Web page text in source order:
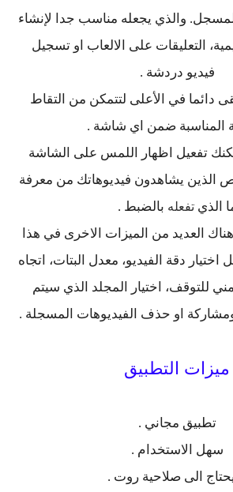
المسجل. والذي يجعله مناسب جدا لإنشاء
التعليقات على الالعاب او تسجيل
فيديو دردشة .
دائما في الأعلى لتتمكن من التقاط
المناسبة ضمن اي شاشة .
تفعيل اظهار اللمس على الشاشة
الذين يشاهدون فيديوهاتك من معرفة
الذي تفعله بالضبط .
العديد من الميزات الاخرى في هذا
اختيار دقة الفيديو، معدل البتات، اتجاه
للتوقف، اختيار المجلد الذي سيتم
او حذف الفيديوهات المسجلة .
ميزات التطبيق
تطبيق مجاني .
سهل الاستخدام .
يحتاج الى صلاحية روت .